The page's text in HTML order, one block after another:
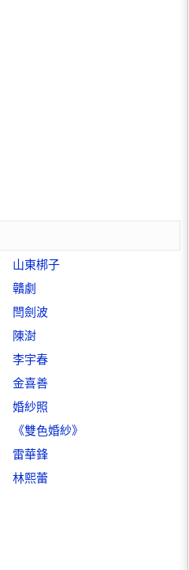
山東梆子
贛劇
閆劍波
陳澍
李宇春
金喜善
婚紗照
《雙色婚紗》
雷華鋒
林熙蕾